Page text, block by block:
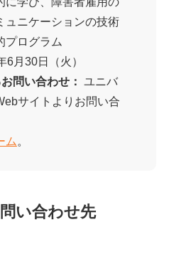
ュニケーションの技術
プログラム
6月30日（火）
問い合わせ： ユニバ
サイトよりお問い合
ム 。
い合わせ先